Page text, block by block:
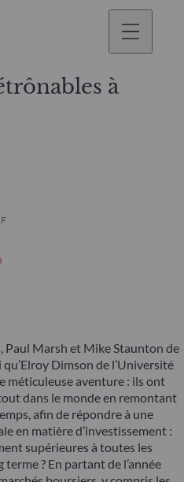
à
Marsh et Mike Staunton de
Dimson de l’Université
méticuleuse aventure : ils ont
dans le monde en remontant
afin de répondre à une
en matière d’investissement :
supérieures à toutes les
terme ? En partant de l’année